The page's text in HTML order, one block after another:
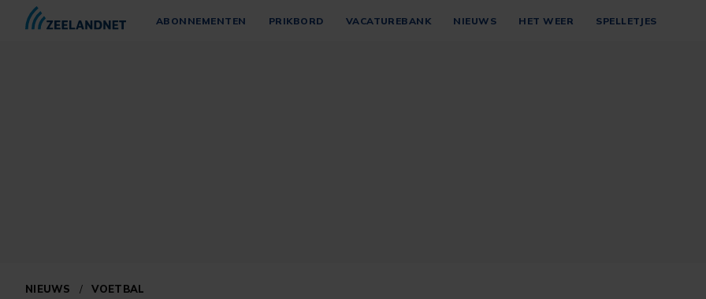
ABONNEMENTEN PRIKBORD VACATUREBANK NIEUWS HET WEER SPELLETJES
NIEUWS / VOETBAL